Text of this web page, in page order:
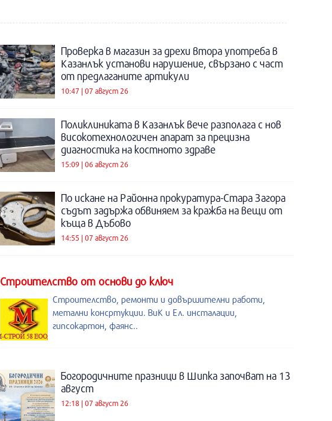
Проверка в магазин за дрехи втора употреба в
Казанлък установи нарушение, свързано с част
от предлаганите артикули
10:47 | 07 август 26
Поликлиниката в Казанлък вече разполага с нов
високотехнологичен апарат за прецизна
диагностика на костното здраве
15:09 | 06 август 26
По искане на Районна прокуратура-Стара Загора
съдът задържа обвиняем за кражба на вещи от
къща в Дъбово
14:55 | 07 август 26
Строителство от основи до ключ
Строителство, ремонти и довършителни работи,
метални консртукции. ВиК и Ел. инсталации,
гипсокартон, фаянс..
Богородичните празници в Шипка започват на 13
август
12:18 | 07 август 26